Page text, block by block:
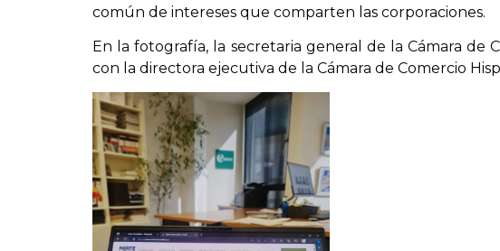
común de intereses que comparten las corporaciones.
En la fotografía, la secretaria general de la Cámara de
con la directora ejecutiva de la Cámara de Comercio